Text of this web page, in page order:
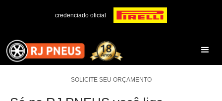
credenciado oficial
SOLICITE SEU ORÇAMENTO